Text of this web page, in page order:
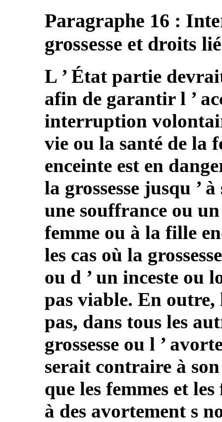
Paragraphe 16 :
grossesse et droits
L ’ État partie
afin de garantir l ’
interruption
vie ou la santé de la
enceinte est en
la grossesse jusqu ’
une souffrance ou
femme ou à la fille
les cas où la
ou d ’ un inceste ou
pas viable. En
pas, dans tous les
grossesse ou l ’
serait contraire à
que les femmes et
à des avortement s